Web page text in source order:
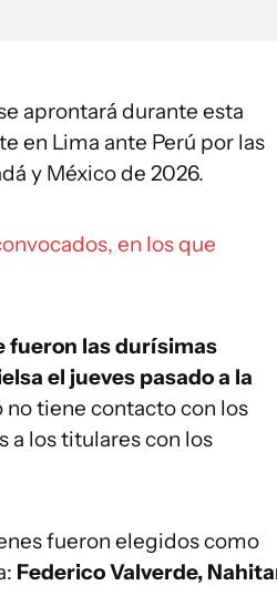
aprontará durante esta
en Lima ante Perú por las
y México de 2026.
en los que
fueron las durísimas
el jueves pasado a la
no tiene contacto con los
a los titulares con los
fueron elegidos como
Federico Valverde,